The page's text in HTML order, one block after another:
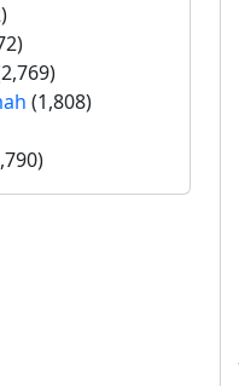
(1,808)